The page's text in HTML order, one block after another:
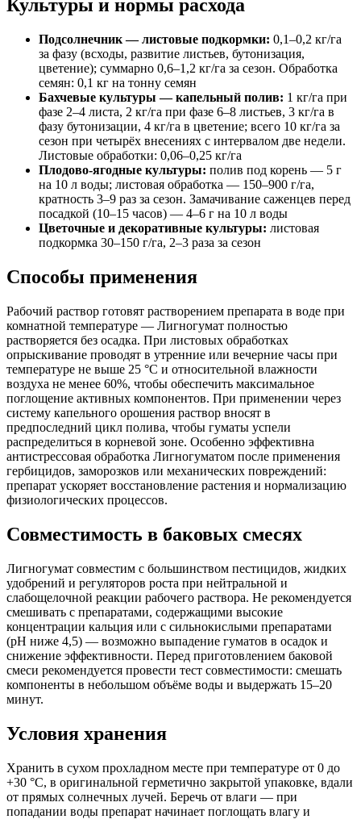
Культуры и нормы расхода
Подсолнечник — листовые подкормки: 0,1–0,2 кг/га
за фазу (всходы, развитие листьев, бутонизация,
цветение); суммарно 0,6–1,2 кг/га за сезон. Обработка
семян: 0,1 кг на тонну семян
Бахчевые культуры — капельный полив: 1 кг/га при
фазе 2–4 листа, 2 кг/га при фазе 6–8 листьев, 3 кг/га в
фазу бутонизации, 4 кг/га в цветение; всего 10 кг/га за
сезон при четырёх внесениях с интервалом две недели.
Листовые обработки: 0,06–0,25 кг/га
Плодово-ягодные культуры: полив под корень — 5 г
на 10 л воды; листовая обработка — 150–900 г/га,
кратность 3–9 раз за сезон. Замачивание саженцев перед
посадкой (10–15 часов) — 4–6 г на 10 л воды
Цветочные и декоративные культуры: листовая
подкормка 30–150 г/га, 2–3 раза за сезон
Способы применения
Рабочий раствор готовят растворением препарата в воде при
комнатной температуре — Лигногумат полностью
растворяется без осадка. При листовых обработках
опрыскивание проводят в утренние или вечерние часы при
температуре не выше 25 °С и относительной влажности
воздуха не менее 60%, чтобы обеспечить максимальное
поглощение активных компонентов. При применении через
систему капельного орошения раствор вносят в
предпоследний цикл полива, чтобы гуматы успели
распределиться в корневой зоне. Особенно эффективна
антистрессовая обработка Лигногуматом после применения
гербицидов, заморозков или механических повреждений:
препарат ускоряет восстановление растения и нормализацию
физиологических процессов.
Совместимость в баковых смесях
Лигногумат совместим с большинством пестицидов, жидких
удобрений и регуляторов роста при нейтральной и
слабощелочной реакции рабочего раствора. Не рекомендуется
смешивать с препаратами, содержащими высокие
концентрации кальция или с сильнокислыми препаратами
(pH ниже 4,5) — возможно выпадение гуматов в осадок и
снижение эффективности. Перед приготовлением баковой
смеси рекомендуется провести тест совместимости: смешать
компоненты в небольшом объёме воды и выдержать 15–20
минут.
Условия хранения
Хранить в сухом прохладном месте при температуре от 0 до
+30 °С, в оригинальной герметично закрытой упаковке, вдали
от прямых солнечных лучей. Беречь от влаги — при
попадании воды препарат начинает поглощать влагу и